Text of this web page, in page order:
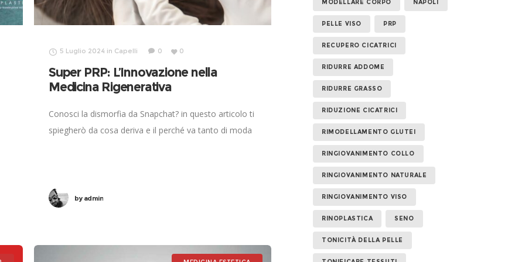
5 Luglio 2024 in Capelli 0 0
Super PRP: L’Innovazione nella
Medicina Rigenerativa
Conosci la dismorfia da Snapchat? in questo articolo ti
spiegherò da cosa deriva e il perché va tanto di moda
byadmin
MODELLARE CORPO NAPOLI
PELLE VISO PRP
RECUPERO CICATRICI
RIDURRE ADDOME
RIDURRE GRASSO
RIDUZIONE CICATRICI
RIMODELLAMENTO GLUTEI
RINGIOVANIMENTO COLLO
RINGIOVANIMENTO NATURALE
RINGIOVANIMENTO VISO
RINOPLASTICA SENO
TONICITÀ DELLA PELLE